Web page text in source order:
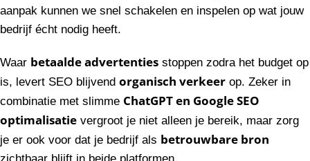
aanpak kunnen we snel schakelen en inspelen op wat jouw
bedrijf écht nodig heeft.
Waar betaalde advertenties stoppen zodra het budget op
is, levert SEO blijvend organisch verkeer op. Zeker in
combinatie met slimme ChatGPT en Google SEO
optimalisatie vergroot je niet alleen je bereik, maar zorg
je er ook voor dat je bedrijf als betrouwbare bron